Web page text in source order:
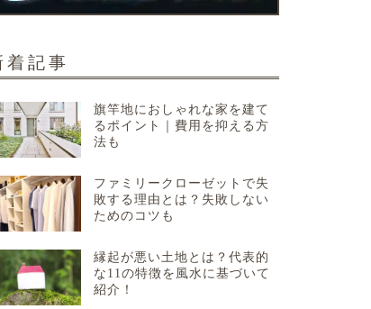
着記事
旗竿地におしゃれな家を建て
るポイント｜費用を抑える方
法も
ファミリークローゼットで失
敗する理由とは？失敗しない
ためのコツも
縁起が悪い土地とは？代表的
な11の特徴を風水に基づいて
紹介！